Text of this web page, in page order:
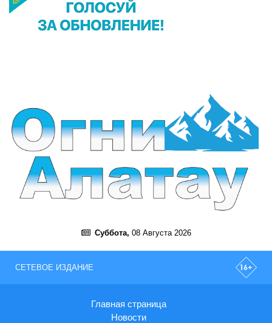
Суббота, 08 Августа 2026
СЕТЕВОЕ ИЗДАНИЕ
Главная страница
Новости